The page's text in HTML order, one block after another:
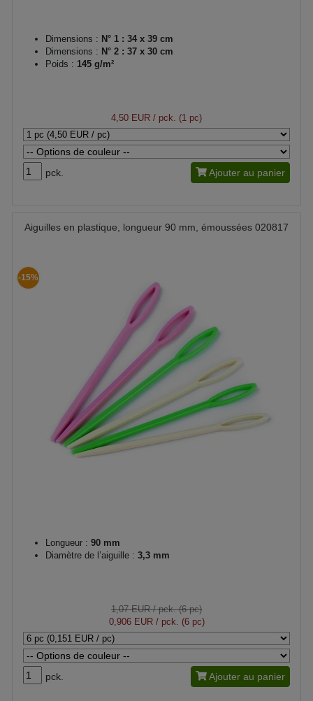
Dimensions : N° 1 : 34 x 39 cm
Dimensions : N° 2 : 37 x 30 cm
Poids : 145 g/m²
4,50 EUR / pck. (1 pc)
pck. Ajouter au panier
Aiguilles en plastique, longueur 90 mm, émoussées 020817
-15%
Longueur : 90 mm
Diamètre de l’aiguille : 3,3 mm
1,07 EUR/ pck. (6 pc)
0,906 EUR/ pck. (6 pc)
pck. Ajouter au panier